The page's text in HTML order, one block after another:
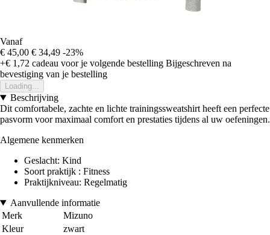
Vanaf
€ 45,00 € 34,49 -23%
+€ 1,72 cadeau voor je volgende bestelling Bijgeschreven na
bevestiging van je bestelling
Loading...
Beschrijving
Dit comfortabele, zachte en lichte trainingssweatshirt heeft een perfecte
pasvorm voor maximaal comfort en prestaties tijdens al uw oefeningen.
Algemene kenmerken
Geslacht: Kind
Soort praktijk : Fitness
Praktijkniveau: Regelmatig
Aanvullende informatie
Merk
Mizuno
Kleur
zwart